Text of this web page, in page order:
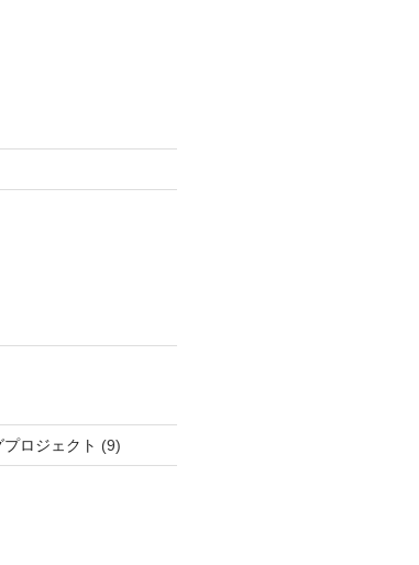
ロジェクト (9)